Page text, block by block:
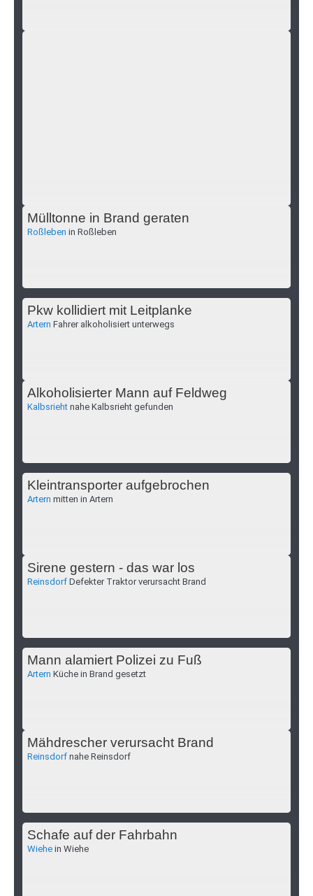
Mülltonne in Brand geraten
Roßleben in Roßleben
Pkw kollidiert mit Leitplanke
Artern Fahrer alkoholisiert unterwegs
Alkoholisierter Mann auf Feldweg
Kalbsrieht nahe Kalbsrieht gefunden
Kleintransporter aufgebrochen
Artern mitten in Artern
Sirene gestern - das war los
Reinsdorf Defekter Traktor verursacht Brand
Mann alamiert Polizei zu Fuß
Artern Küche in Brand gesetzt
Mähdrescher verursacht Brand
Reinsdorf nahe Reinsdorf
Schafe auf der Fahrbahn
Wiehe in Wiehe